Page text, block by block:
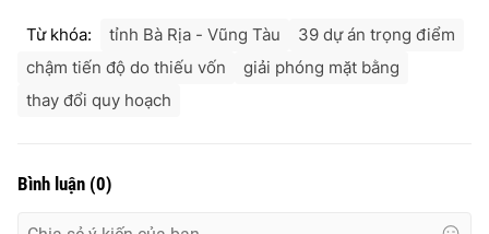
Từ khóa: tỉnh Bà Rịa - Vũng Tàu
39 dự án trọng điểm
chậm tiến độ do thiếu vốn
giải phóng mặt bằng
thay đổi quy hoạch
Bình luận (0)